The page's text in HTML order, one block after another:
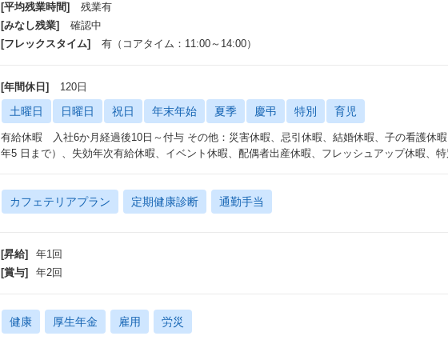
[平均残業時間]
残業有
[みなし残業]
確認中
[フレックスタイム]
有（コアタイム：11:00～14:00）
[年間休日] 120日
土曜日 日曜日 祝日 年末年始 夏季 慶弔 特別 育児
有給休暇 入社6か月経過後10日～付与 その他：災害休暇、忌引休暇、結婚休暇、子の看護休
年5 日まで）、失効年次有給休暇、イベント休暇、配偶者出産休暇、フレッシュアップ休暇、
カフェテリアプラン 定期健康診断 通勤手当
[昇給]
年1回
[賞与]
年2回
健康 厚生年金 雇用 労災